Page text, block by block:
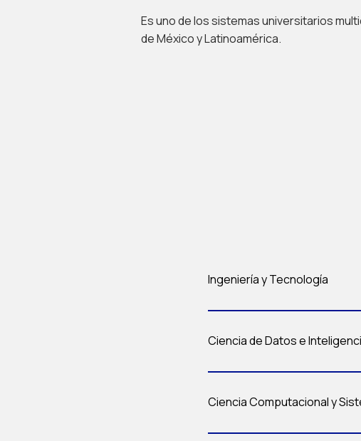
Es uno de los sistemas universitarios
de México y Latinoamérica.
Ingeniería y Tecnología
Ciencia de Datos e
Ciencia Computacional y